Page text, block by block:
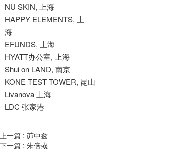
NU SKIN, 上海
HAPPY ELEMENTS, 上
海
EFUNDS, 上海
HYATT办公室, 上海
Shui on LAND, 南京
KONE TEST TOWER, 昆山
Livanova 上海
LDC 张家港
上一篇 : 茆中兹
下一篇 : 朱倍彧